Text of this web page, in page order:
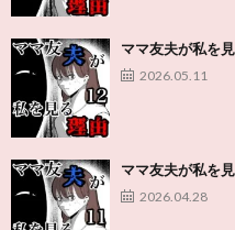
ママ友夫が私を
2026.05.11
ママ友夫が私を
2026.04.28